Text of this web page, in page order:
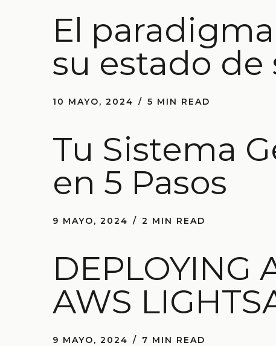
El
su estado
10 MAYO, 2024 5 MIN READ
Tu Sistema
en 5 Pasos
9 MAYO, 2024 2 MIN READ
DEPLOYING
AWS
9 MAYO, 2024 7 MIN READ